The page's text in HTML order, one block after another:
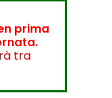
prima
tra